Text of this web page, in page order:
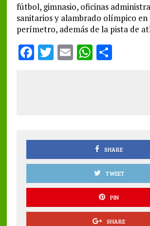
fútbol, gimnasio, oficinas
sanitarios y alambrado olímpico
perímetro, además de la pista de
F
k
T E W
p
S
SHARE
TWEET
PIN
SHARE